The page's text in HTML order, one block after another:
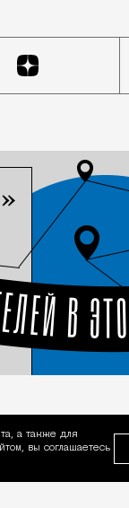
а также для
вы соглашаетесь